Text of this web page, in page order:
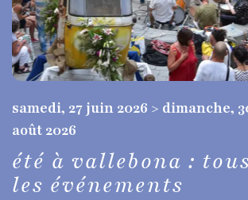
samedi, 27 juin 2026 > dimanche,
août 2026
été à vallebona :
les événements